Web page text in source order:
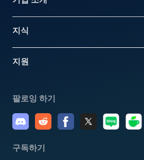
지식
지원
팔로잉 하기
구독하기